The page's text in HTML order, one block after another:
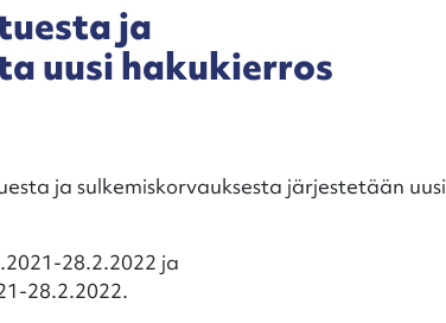
ja
uusi hakukierros
ja sulkemiskorvauksesta järjestetään uusi
28.2.2022 ja
28.2.2022.